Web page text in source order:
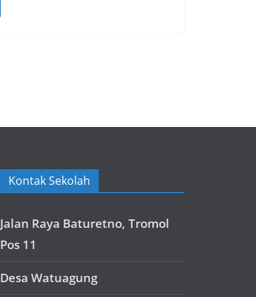
Kontak Sekolah
Jalan Raya Baturetno, Tromol
Pos 11
Desa Watuagung